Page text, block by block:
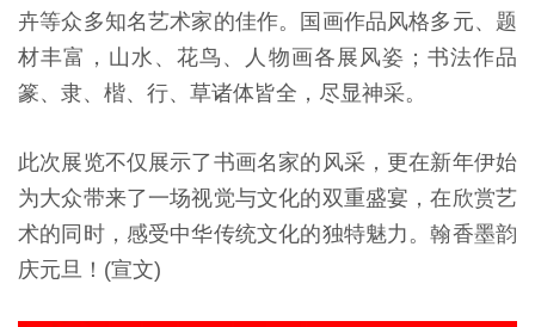
卉等众多知名艺术家的佳作。国画作品风格多元、题
材丰富，山水、花鸟、人物画各展风姿；书法作品
篆、隶、楷、行、草诸体皆全，尽显神采。
此次展览不仅展示了书画名家的风采，更在新年伊始
为大众带来了一场视觉与文化的双重盛宴，在欣赏艺
术的同时，感受中华传统文化的独特魅力。翰香墨韵
庆元旦！(宣文)